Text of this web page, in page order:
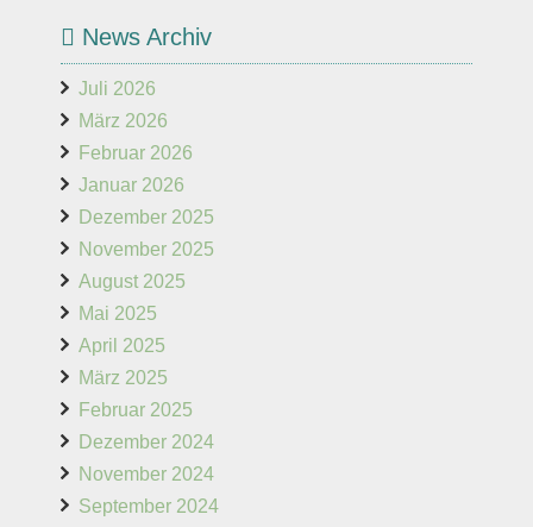
News Archiv
Juli 2026
März 2026
Februar 2026
Januar 2026
Dezember 2025
November 2025
August 2025
Mai 2025
April 2025
März 2025
Februar 2025
Dezember 2024
November 2024
September 2024